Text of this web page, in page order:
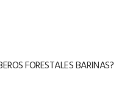
FORESTALES BARINAS?